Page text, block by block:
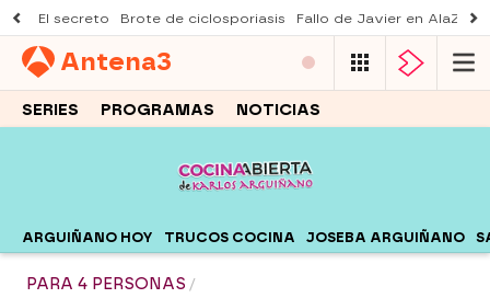
El secreto Brote de ciclosporiasis Fallo de Javier en AlaZ
Antena3
SERIES PROGRAMAS NOTICIAS
ARGUIÑANO HOY TRUCOS COCINA JOSEBA ARGUIÑANO
PARA 4 PERSONAS